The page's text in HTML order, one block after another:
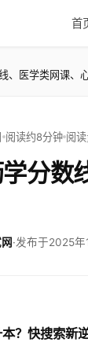
首
、医学类网课、
阅读约8分钟 阅
分数
·发布于2025年
？快搜索新